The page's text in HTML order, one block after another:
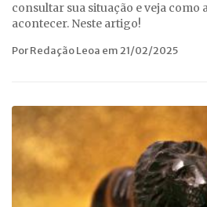
consultar sua situação e veja como
acontecer. Neste artigo!
Por Redação Leoa em 21/02/2025